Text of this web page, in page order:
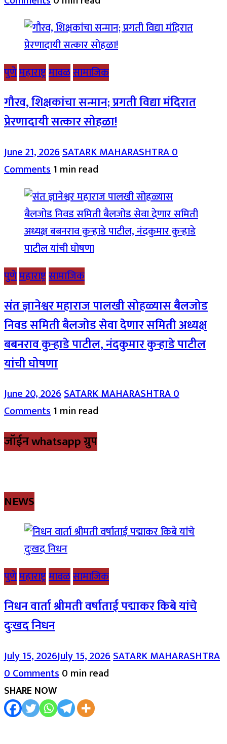
पुणेमहाराष्ट्रमावळसामाजिक
गौरव, शिक्षकांचा सन्मान; प्रगती विद्या मंदिरात
प्रेरणादायी सत्कार सोहळा!
June 21, 2026SATARK MAHARASHTRA0
Comments1 min read
पुणेमहाराष्ट्रसामाजिक
संत ज्ञानेश्वर महाराज पालखी सोहळ्यास बैलजोड
निवड समिती बैलजोड सेवा देणार समिती अध्यक्ष
बबनराव कुऱ्हाडे पाटील, नंदकुमार कुऱ्हाडे पाटील
यांची घोषणा
June 20, 2026SATARK MAHARASHTRA0
Comments1 min read
जॉईन whatsapp ग्रुप
NEWS
पुणेमहाराष्ट्रमावळसामाजिक
निधन वार्ता श्रीमती वर्षाताई पद्माकर किबे यांचे
दुःखद निधन
July 15, 2026July 15, 2026SATARK MAHARASHTRA
0 Comments0 min read
SHARE NOW